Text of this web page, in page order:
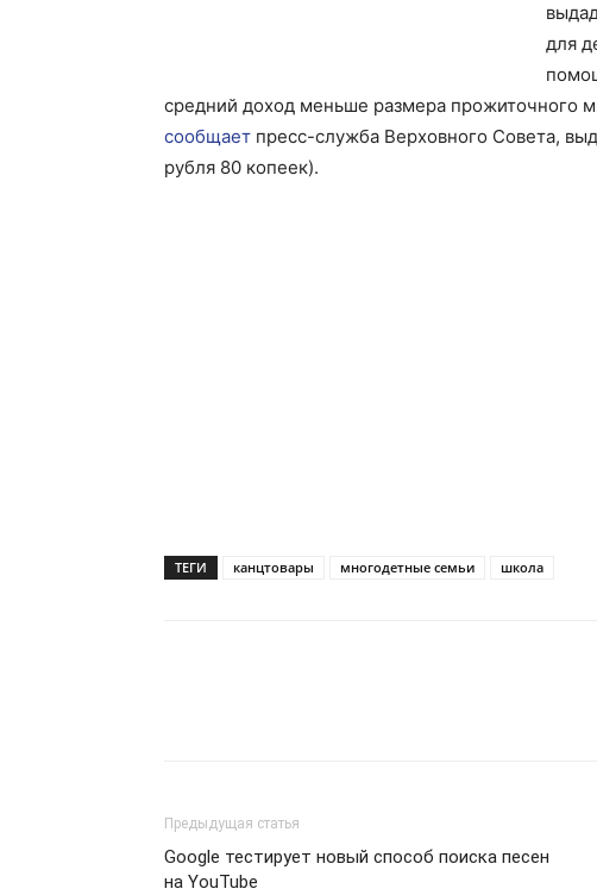
для
средний доход меньше размера прожиточного
сообщает пресс-служба Верховного Совета,
рубля 80 копеек).
ТЕГИ канцтовары многодетные семьи школа
Предыдущая статья
Google тестирует новый способ поиска песен
на YouTube